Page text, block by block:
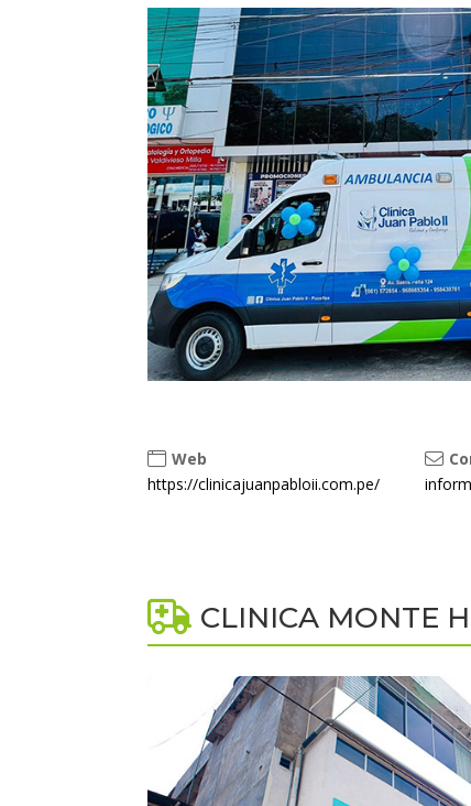
Web
https://clinicajuanpabloii.com.pe/
CLINICA MONTE